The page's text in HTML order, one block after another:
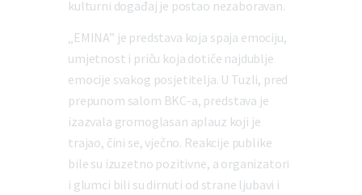
kulturni događaj je postao nezaboravan.
„EMINA” je predstava koja spaja emociju,
umjetnost i priču koja dotiče najdublje
emocije svakog posjetitelja. U Tuzli, pred
prepunom salom BKC-a, predstava je
izazvala gromoglasan aplauz koji je
trajao, čini se, vječno. Reakcije publike
bile su izuzetno pozitivne, a organizatori
i glumci bili su dirnuti od strane ljubavi i